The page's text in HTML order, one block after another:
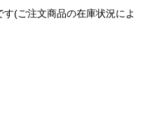
す(ご注文商品の在庫状況によ